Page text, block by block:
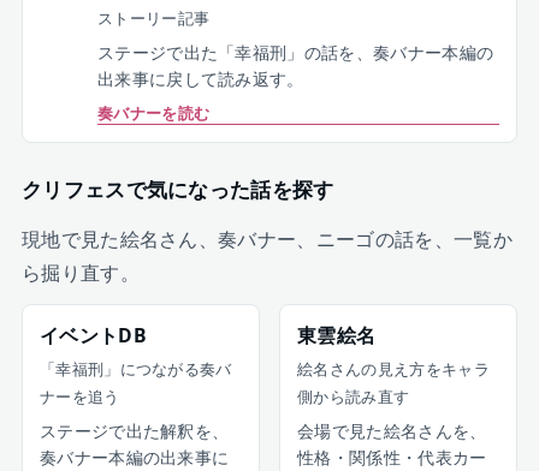
ストーリー記事
ステージで出た「幸福刑」の話を、奏バナー本編の
出来事に戻して読み返す。
奏バナーを読む
クリフェスで気になった話を探す
現地で見た絵名さん、奏バナー、ニーゴの話を、一覧か
ら掘り直す。
イベントDB
「幸福刑」につながる奏バ
ナーを追う
ステージで出た解釈を、
奏バナー本編の出来事に
東雲絵名
絵名さんの見え方をキャラ
側から読み直す
会場で見た絵名さんを、
性格・関係性・代表カー